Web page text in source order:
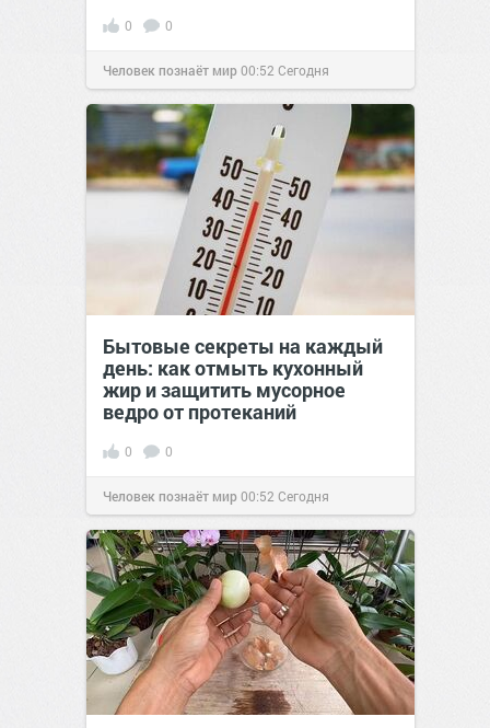
0 0
Человек познаёт мир00:52 Сегодня
Бытовые секреты на каждый
день: как отмыть кухонный
жир и защитить мусорное
ведро от протеканий
0 0
Человек познаёт мир00:52 Сегодня